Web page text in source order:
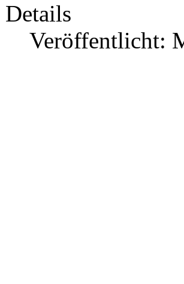
Details
Veröffentlicht: